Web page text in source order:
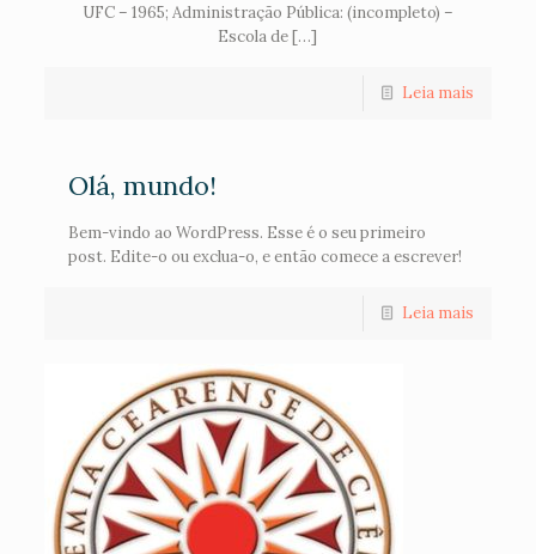
UFC – 1965; Administração Pública: (incompleto) –
Escola de […]
Leia mais
Olá, mundo!
Bem-vindo ao WordPress. Esse é o seu primeiro
post. Edite-o ou exclua-o, e então comece a escrever!
Leia mais